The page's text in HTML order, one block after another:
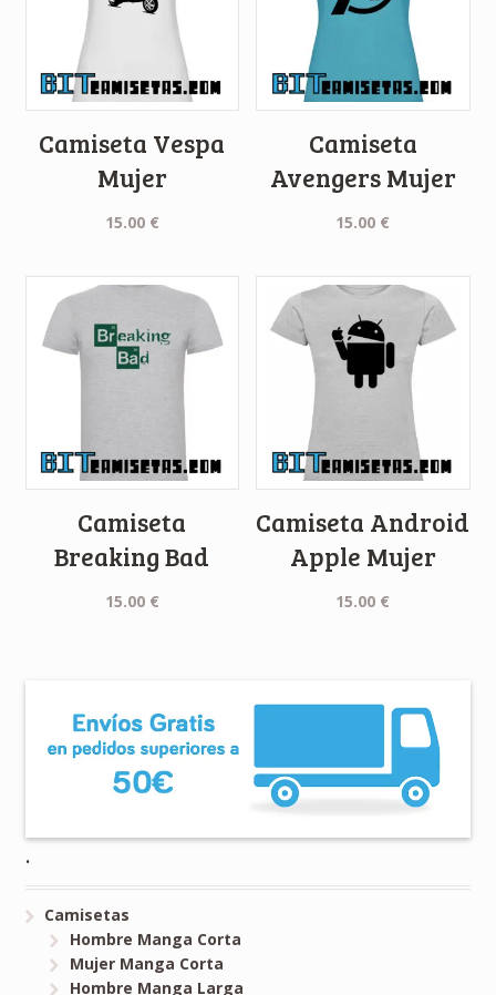
Camiseta Vespa
Mujer
15.00 €
Camiseta
Avengers Mujer
15.00 €
Camiseta
Breaking Bad
15.00 €
Camiseta Android
Apple Mujer
15.00 €
.
Camisetas
Hombre Manga Corta
Mujer Manga Corta
Hombre Manga Larga